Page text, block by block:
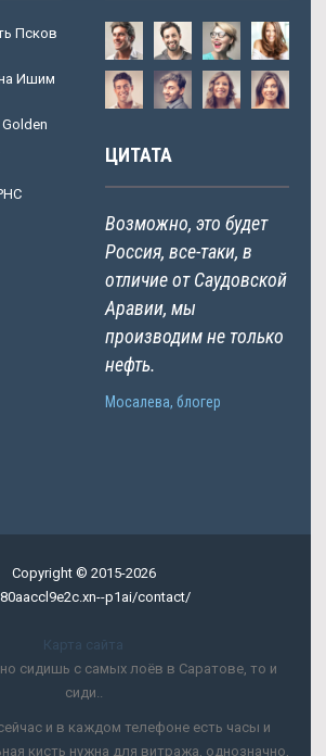
Псков
Ишим
ЦИТАТА
Возможно, это будет
Россия, все-таки, в
отличие от Саудовской
Аравии, мы
производим не только
нефть.
Мосалева, блогер
Copyright © 2015-2026
p1ai/contact/
Карта сайта
сидишь с самых лоёв в Саратове, то и
сиди..
и в каждом телефоне есть часы и
кисть нужна для витража, однозначно,